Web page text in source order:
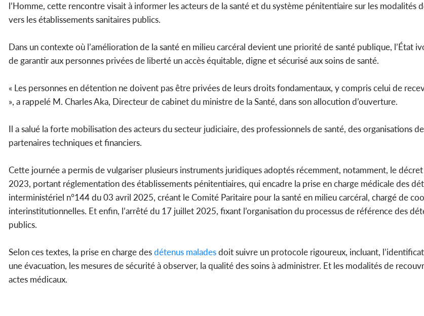
l’Homme, cette rencontre visait à informer les acteurs de la santé et du système pénitentiaire sur les modalités
vers les établissements sanitaires publics.
Dans un contexte où l’amélioration de la santé en milieu carcéral devient une priorité de santé publique, l’État
de garantir aux personnes privées de liberté un accès équitable, digne et sécurisé aux soins de santé.
« Les personnes en détention ne doivent pas être privées de leurs droits fondamentaux, y compris celui de
», a rappelé M. Charles Aka, Directeur de cabinet du ministre de la Santé, dans son allocution d’ouverture.
Il a salué la forte mobilisation des acteurs du secteur judiciaire, des professionnels de santé, des organisations
partenaires techniques et financiers.
Cette journée a permis de vulgariser plusieurs instruments juridiques adoptés récemment, notamment, le
2023, portant réglementation des établissements pénitentiaires, qui encadre la prise en charge médicale des
interministériel n°144 du 03 avril 2025, créant le Comité Paritaire pour la santé en milieu carcéral, chargé de
interinstitutionnelles. Et enfin, l’arrêté du 17 juillet 2025, fixant l’organisation du processus de référence des
publics.
Selon ces textes, la prise en charge desdétenus maladesdoit suivre un protocole rigoureux, incluant,
une évacuation, les mesures de sécurité à observer, la qualité des soins à administrer. Et les modalités de
actes médicaux.